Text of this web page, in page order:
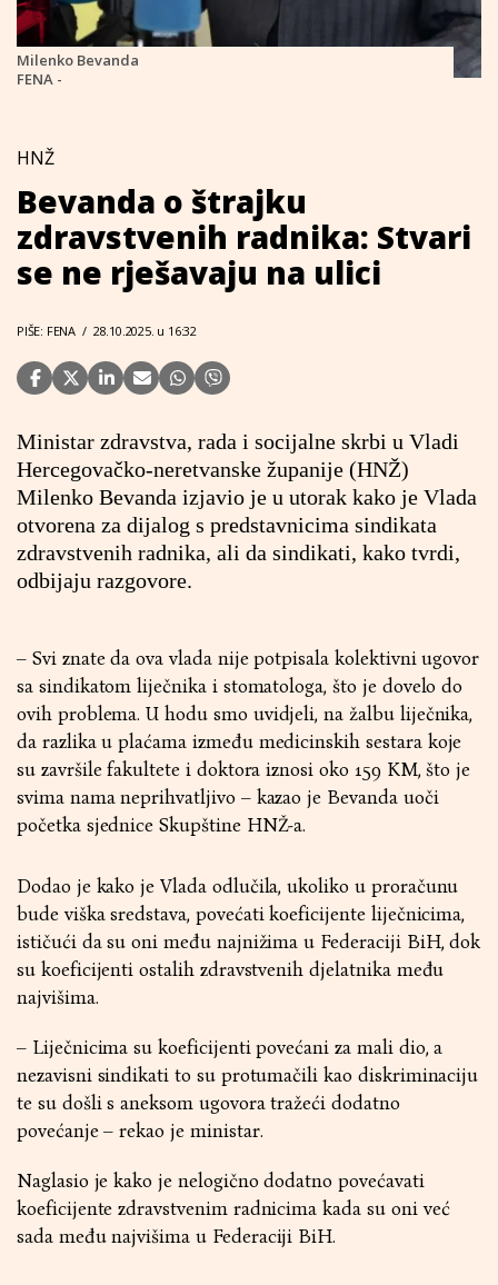
Milenko Bevanda
FENA -
HNŽ
Bevanda o štrajku
zdravstvenih radnika: Stvari
se ne rješavaju na ulici
PIŠE: FENA / 28.10.2025. u 16:32
Ministar zdravstva, rada i socijalne skrbi u Vladi
Hercegovačko-neretvanske županije (HNŽ)
Milenko Bevanda izjavio je u utorak kako je Vlada
otvorena za dijalog s predstavnicima sindikata
zdravstvenih radnika, ali da sindikati, kako tvrdi,
odbijaju razgovore.
– Svi znate da ova vlada nije potpisala kolektivni ugovor
sa sindikatom liječnika i stomatologa, što je dovelo do
ovih problema. U hodu smo uvidjeli, na žalbu liječnika,
da razlika u plaćama između medicinskih sestara koje
su završile fakultete i doktora iznosi oko 159 KM, što je
svima nama neprihvatljivo – kazao je Bevanda uoči
početka sjednice Skupštine HNŽ-a.
Dodao je kako je Vlada odlučila, ukoliko u proračunu
bude viška sredstava, povećati koeficijente liječnicima,
ističući da su oni među najnižima u Federaciji BiH, dok
su koeficijenti ostalih zdravstvenih djelatnika među
najvišima.
– Liječnicima su koeficijenti povećani za mali dio, a
nezavisni sindikati to su protumačili kao diskriminaciju
te su došli s aneksom ugovora tražeći dodatno
povećanje – rekao je ministar.
Naglasio je kako je nelogično dodatno povećavati
koeficijente zdravstvenim radnicima kada su oni već
sada među najvišima u Federaciji BiH.